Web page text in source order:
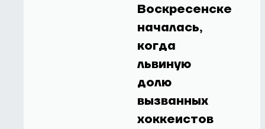
Воскресенске
началась,
когда
львиную
долю
вызванных
хоккеистов